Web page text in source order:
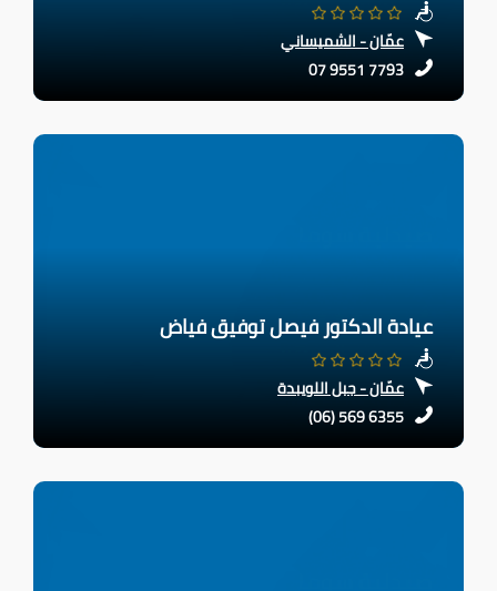
عمّان - الشميساني
07 9551 7793
عيادة الدكتور فيصل توفيق فياض
عمّان - جبل اللويبدة
(06) 569 6355